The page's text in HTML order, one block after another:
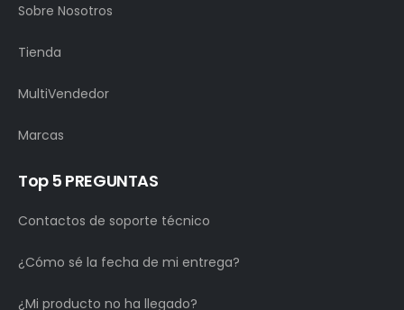
Sobre Nosotros
Tienda
MultiVendedor
Marcas
Top 5 PREGUNTAS
Contactos de soporte técnico
¿Cómo sé la fecha de mi entrega?
¿Mi producto no ha llegado?